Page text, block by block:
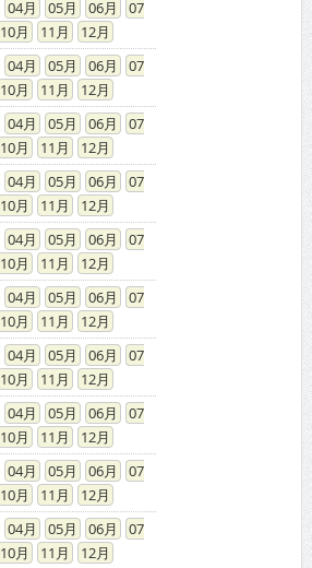
04 05 06
07
10 11
12
04 05 06
07
10 11
12
04 05 06
07
10 11
12
04 05 06
07
10 11
12
04 05 06
07
10 11
12
04 05 06
07
10 11
12
04 05 06
07
10 11
12
04 05 06
07
10 11
12
04 05 06
07
10 11
12
04 05 06
07
10 11
12